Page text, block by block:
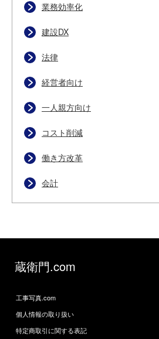
業務効率化
建設DX
法律
経営者向け
一人親方向け
コスト削減
働き方改革
会計
蔵衛門.com
工事写真.com
個人情報の取り扱い
特定商取引に関する表記